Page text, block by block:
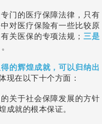
门的医疗保障法律，只有
对医疗保险有一些比较原
关医保的专项法规； 三是
的辉煌成就，可以归纳出
现在以下十个方面：
关于社会保障发展的方针
成就的根本保证。